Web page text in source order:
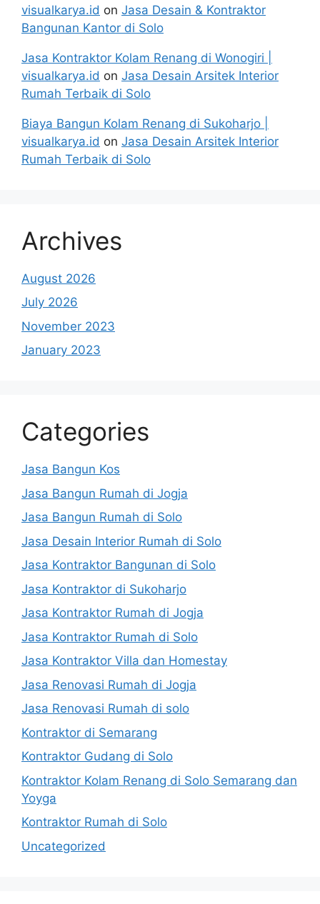
visualkarya.id on Jasa Desain & Kontraktor
Bangunan Kantor di Solo
Jasa Kontraktor Kolam Renang di Wonogiri |
visualkarya.id on Jasa Desain Arsitek Interior
Rumah Terbaik di Solo
Biaya Bangun Kolam Renang di Sukoharjo |
visualkarya.id on Jasa Desain Arsitek Interior
Rumah Terbaik di Solo
Archives
August 2026
July 2026
November 2023
January 2023
Categories
Jasa Bangun Kos
Jasa Bangun Rumah di Jogja
Jasa Bangun Rumah di Solo
Jasa Desain Interior Rumah di Solo
Jasa Kontraktor Bangunan di Solo
Jasa Kontraktor di Sukoharjo
Jasa Kontraktor Rumah di Jogja
Jasa Kontraktor Rumah di Solo
Jasa Kontraktor Villa dan Homestay
Jasa Renovasi Rumah di Jogja
Jasa Renovasi Rumah di solo
Kontraktor di Semarang
Kontraktor Gudang di Solo
Kontraktor Kolam Renang di Solo Semarang dan
Yoyga
Kontraktor Rumah di Solo
Uncategorized